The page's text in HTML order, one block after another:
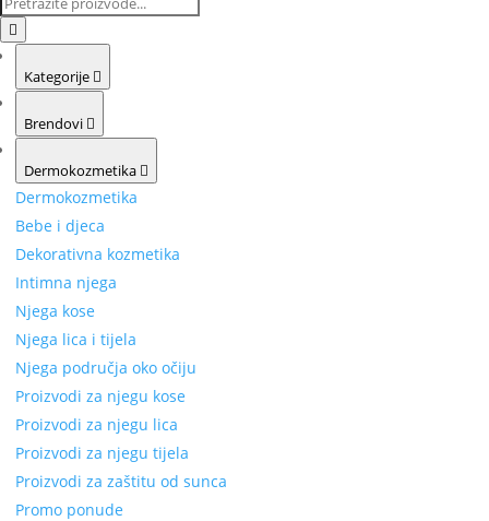
Kategorije
Brendovi
Dermokozmetika
Dermokozmetika
Bebe i djeca
Dekorativna kozmetika
Intimna njega
Njega kose
Njega lica i tijela
Njega područja oko očiju
Proizvodi za njegu kose
Proizvodi za njegu lica
Proizvodi za njegu tijela
Proizvodi za zaštitu od sunca
Promo ponude